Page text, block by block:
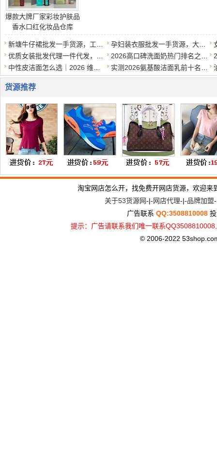
爆款大牌厂家彩妆护肤品
香水口红化妆品仓库
货源推荐
淘宝网店怎么开，找免费开网店货源，欢迎
关于53货源网-|-网店代理-|-品牌加盟
广告联系 QQ:3508810008
提示：广告请联系我们唯一联系
© 2006-2022